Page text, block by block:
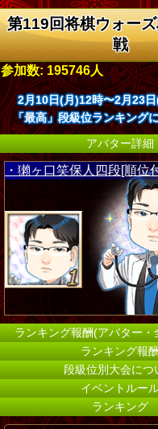
第119回将棋ウォー
戦
参加数: 195746人
2月10日(月)12時〜2月23
「最高」段級位ランキング
アバター詳細
・獺ヶ口笑保人四段[順位
ランキング報酬(アバター・
ランキング報酬
段級位別大会につ
イベントルー
ランキング